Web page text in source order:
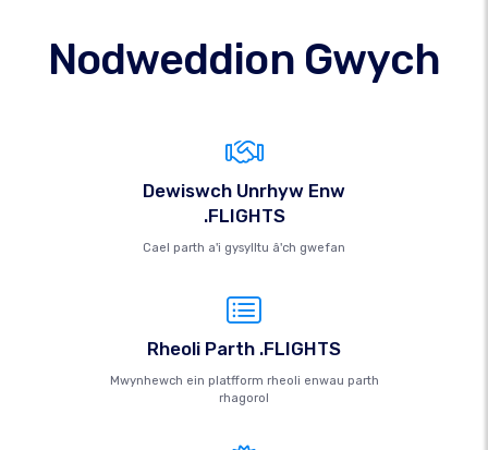
Nodweddion Gwych
Dewiswch Unrhyw Enw
.FLIGHTS
Cael parth a'i gysylltu â'ch gwefan
Rheoli Parth .FLIGHTS
Mwynhewch ein platfform rheoli enwau parth
rhagorol